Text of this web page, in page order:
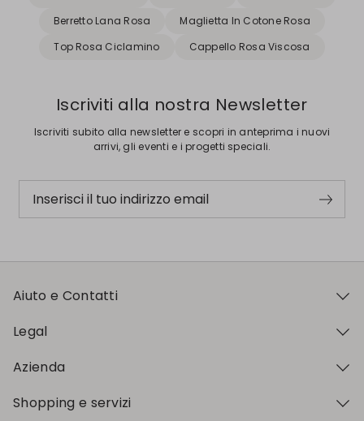
Berretto Lana Rosa
Maglietta In Cotone Rosa
Top Rosa Ciclamino
Cappello Rosa Viscosa
Iscriviti alla nostra Newsletter
Iscriviti subito alla newsletter e scopri in anteprima i nuovi
arrivi, gli eventi e i progetti speciali.
Inserisci il tuo indirizzo email
Aiuto e Contatti
Legal
Azienda
Shopping e servizi